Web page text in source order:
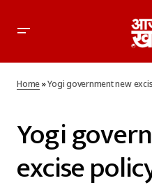
Home»Yogi government new
Yogi
excise